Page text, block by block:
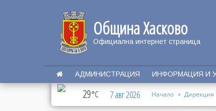
Община Хасково
Официална интернет страница
АДМИНИСТРАЦИЯ ИНФОРМАЦИЯ И
29°C 7 авг 2026 Начало Дирекция